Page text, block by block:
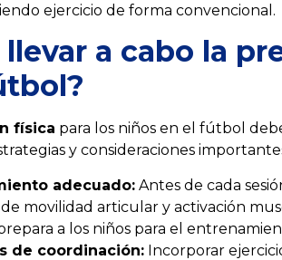
ejercicio de forma convencional.
llevar a cabo la
física para los niños en el fútbol
y consideraciones
adecuado: Antes de cada
movilidad articular y activación
a los niños para el
de coordinación: Incorporar